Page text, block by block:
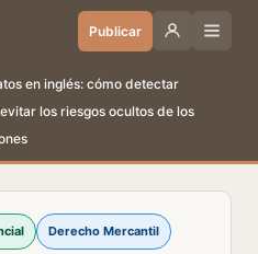
Publicar
en inglés: cómo detectar
los riesgos ocultos de los
Derecho Mercantil